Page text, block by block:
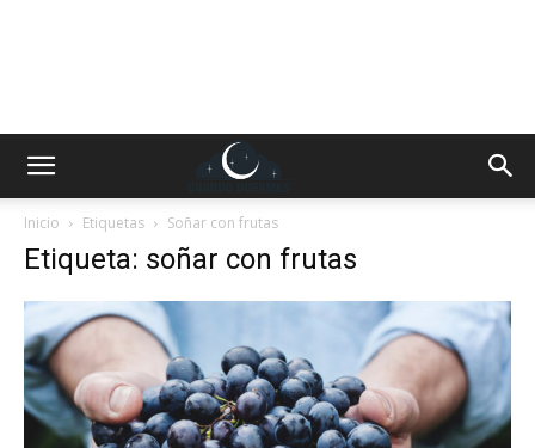
Inicio Etiquetas Soñar con frutas
Etiqueta: soñar con frutas